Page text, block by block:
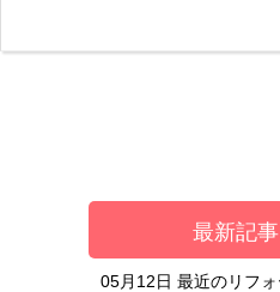
最新記事
05月12日 最近のリフ